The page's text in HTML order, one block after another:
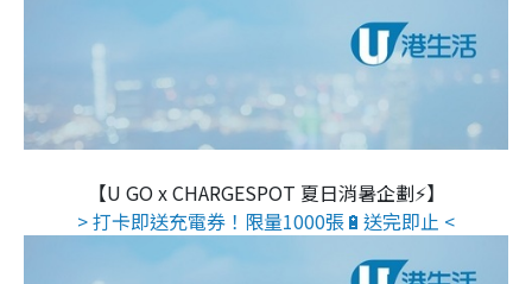
【U GO x CHARGESPOT 夏日消暑企劃⚡】
> 打卡即送充電券！限量1000張🔋送完即止 <